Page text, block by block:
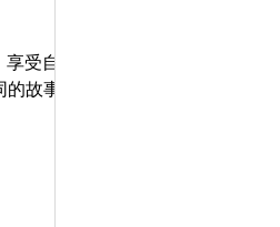
受自然景
故事。自